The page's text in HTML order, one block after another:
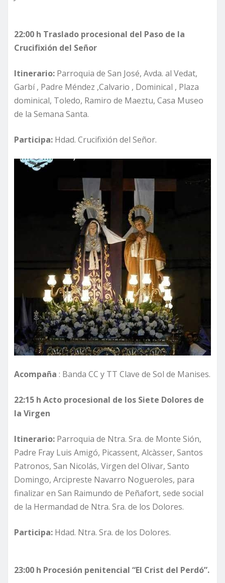
22:00 h Traslado procesional del Paso de la
Crucifixión del Señor
Itinerario: Parroquia de San José, Avda. al Vedat,
Garbí , Padre Méndez ,Calvario , Dominical , Plaza
dominical, Toledo, Ramiro de Maeztu, Casa Museo
de la Semana Santa.
Participa: Hdad. Crucifixión del Señor.
Acompaña : Banda CC y TT Clave de Sol de Manises.
22:15 h Acto procesional de los Siete Dolores de
la Virgen
Itinerario: Parroquia de Ntra. Sra. de Monte Sión,
Padre Fray Luis Amigó, Picassent, Alcàsser, Santos
Patronos, San Nicolás, Virgen del Olivar, Santo
Domingo, Arcipreste Navarro Nogueroles, para
finalizar en San Raimundo de Peñafort, sede social
de la Hermandad de Ntra. Sra. de los Dolores.
Participa: Hdad. Ntra. Sra. de los Dolores.
23:00 h Procesión penitencial “El Crist del Perdó”.